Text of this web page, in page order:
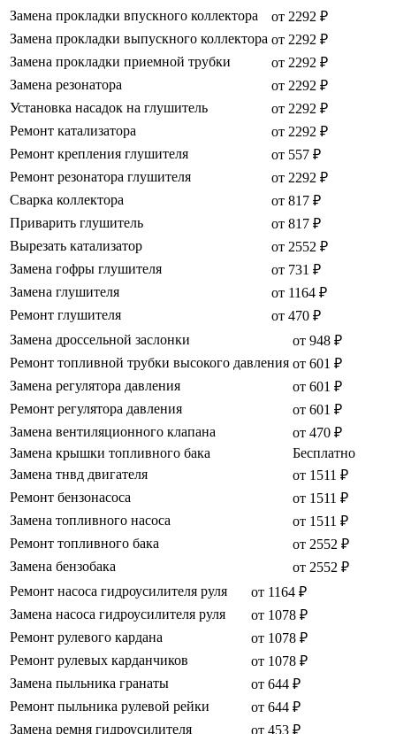
Замена прокладки впускного коллектора
от 2292 ₽
Замена прокладки выпускного коллектора от 2292 ₽
Замена прокладки приемной трубки
от 2292 ₽
Замена резонатора
от 2292 ₽
Установка насадок на глушитель
от 2292 ₽
Ремонт катализатора
от 2292 ₽
Ремонт крепления глушителя
от 557 ₽
Ремонт резонатора глушителя
от 2292 ₽
Сварка коллектора
от 817 ₽
Приварить глушитель
от 817 ₽
Вырезать катализатор
от 2552 ₽
Замена гофры глушителя
от 731 ₽
Замена глушителя
от 1164 ₽
Ремонт глушителя
от 470 ₽
Замена дроссельной заслонки
от 948 ₽
Ремонт топливной трубки высокого давления от 601 ₽
Замена регулятора давления
от 601 ₽
Ремонт регулятора давления
от 601 ₽
Замена вентиляционного клапана
от 470 ₽
Замена крышки топливного бака
Бесплатно
Замена тнвд двигателя
от 1511 ₽
Ремонт бензонасоса
от 1511 ₽
Замена топливного насоса
от 1511 ₽
Ремонт топливного бака
от 2552 ₽
Замена бензобака
от 2552 ₽
Ремонт насоса гидроусилителя руля
от 1164 ₽
Замена насоса гидроусилителя руля
от 1078 ₽
Ремонт рулевого кардана
от 1078 ₽
Ремонт рулевых карданчиков
от 1078 ₽
Замена пыльника гранаты
от 644 ₽
Ремонт пыльника рулевой рейки
от 644 ₽
Замена ремня гидроусилителя
от 453 ₽